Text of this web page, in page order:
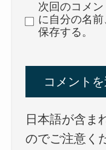
次回のコメ
に自分の名
保存する。
日本語が含ま
のでご注意く